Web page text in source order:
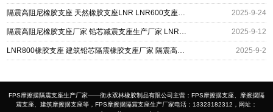
隔震高阻尼橡胶支座 天然橡胶支座LNR LNR600支座生产厂家 2025-9-24
隔震高阻尼橡胶支座厂家 铅芯减震支座生产厂家 LNR隔震橡胶支座 2025-9-12
LNR800橡胶支座 建筑铅芯隔震橡胶支座厂家 隔震高阻尼支座 2025-9-2
FPS摩擦摆隔震支座生产厂家——衡水双林橡胶制品有限公司主营：FPS摩擦摆支座、摩擦摆隔
震支座、建筑摩擦摆支座等，FPS摩擦摆隔震支座生产厂家电话：13323182312，网址：